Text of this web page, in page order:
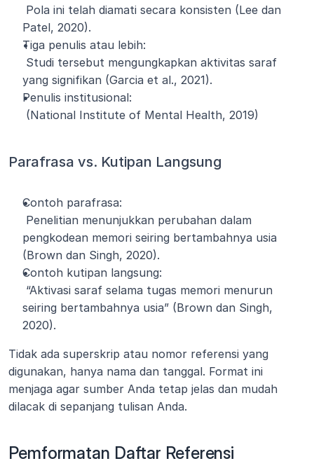
Patel, 2020).
Tiga penulis atau lebih:
yang signifikan (Garcia et al., 2021).
Penulis institusional:
(National Institute of Mental Health, 2019)
Parafrasa vs. Kutipan Langsung
Contoh parafrasa:
pengkodean memori seiring bertambahnya usia
(Brown dan Singh, 2020).
Contoh kutipan langsung:
seiring bertambahnya usia” (Brown dan Singh,
2020).
Tidak ada superskrip atau nomor referensi yang
digunakan, hanya nama dan tanggal. Format ini
menjaga agar sumber Anda tetap jelas dan mudah
dilacak di sepanjang tulisan Anda.
Pemformatan Daftar Referensi